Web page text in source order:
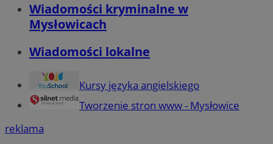
Wiadomości kryminalne w
Mysłowicach
Wiadomości lokalne
Kursy języka angielskiego
Tworzenie stron www - Mysłowice
reklama